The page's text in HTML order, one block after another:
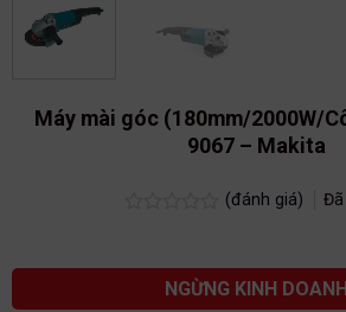
Máy mài góc (180mm/2000W/
9067 – Makita
hạng
(đánh giá) Đã
NGỪNG KINH DOANH